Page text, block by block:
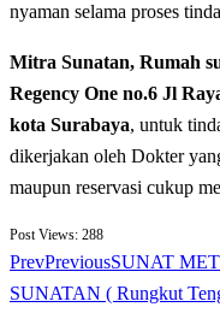
nyaman selama proses
Mitra Sunatan, Rumah
Regency One no.6 Jl
kota Surabaya, untuk
dikerjakan oleh Dokter
maupun reservasi cukup
Post Views: 288
PrevPreviousSUNAT
SUNATAN ( Rungkut